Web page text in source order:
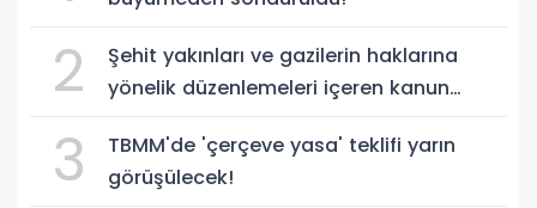
2
Şehit yakınları ve gazilerin haklarına
yönelik düzenlemeleri içeren kanun
3
TBMM'de 'çerçeve yasa' teklifi yarın
görüşülecek!